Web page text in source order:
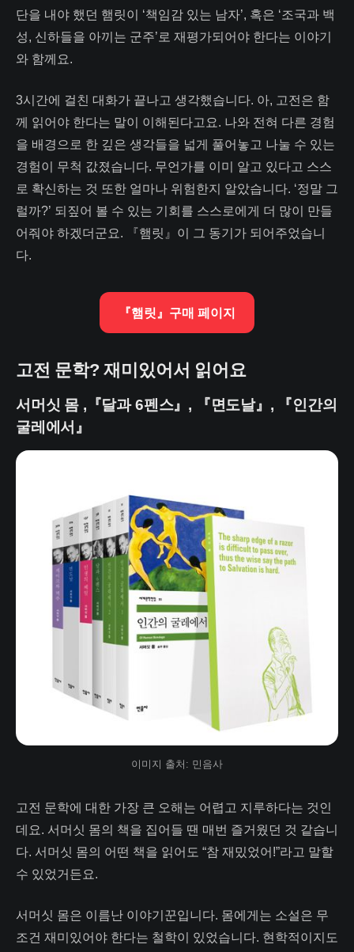
단을 내야 했던 햄릿이 ‘책임감 있는 남자’, 혹은 ‘조국과 백
성, 신하들을 아끼는 군주’로 재평가되어야 한다는 이야기
와 함께요.
3시간에 걸친 대화가 끝나고 생각했습니다. 아, 고전은 함
께 읽어야 한다는 말이 이해된다고요. 나와 전혀 다른 경험
을 배경으로 한 깊은 생각들을 넓게 풀어놓고 나눌 수 있는
경험이 무척 값졌습니다. 무언가를 이미 알고 있다고 스스
로 확신하는 것 또한 얼마나 위험한지 알았습니다. ‘정말 그
럴까?’ 되짚어 볼 수 있는 기회를 스스로에게 더 많이 만들
어줘야 하겠더군요. 『햄릿』이 그 동기가 되어주었습니
다.
『햄릿』구매 페이지
고전 문학? 재미있어서 읽어요
서머싯 몸 ,『달과 6펜스』, 『면도날』, 『인간의
굴레에서』
이미지 출처: 민음사
고전 문학에 대한 가장 큰 오해는 어렵고 지루하다는 것인
데요. 서머싯 몸의 책을 집어들 땐 매번 즐거웠던 것 같습니
다. 서머싯 몸의 어떤 책을 읽어도 “참 재밌었어!”라고 말할
수 있었거든요.
서머싯 몸은 이름난 이야기꾼입니다. 몸에게는 소설은 무
조건 재미있어야 한다는 철학이 있었습니다. 현학적이지도